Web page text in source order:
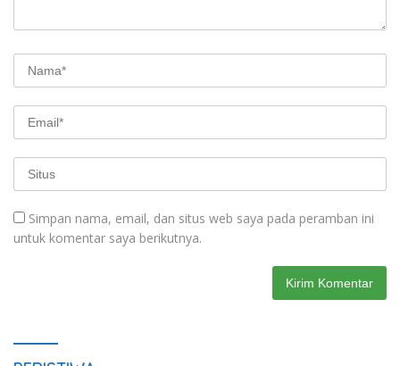
Simpan nama, email, dan situs web saya pada peramban ini
untuk komentar saya berikutnya.